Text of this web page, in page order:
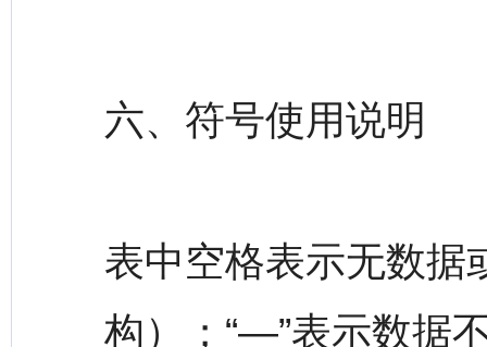
六、符号使用说明
表中空格表示无数据
构）；“—”表示数据